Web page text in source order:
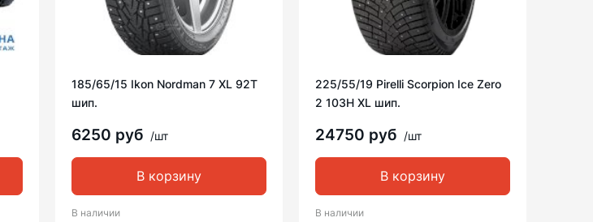
185/65/15 Ikon Nordman 7 XL 92T
шип.
6250 руб /шт
В корзину
В наличии
225/55/19 Pirelli Scorpion Ice Zero
2 103H XL шип.
24750 руб /шт
В корзину
В наличии